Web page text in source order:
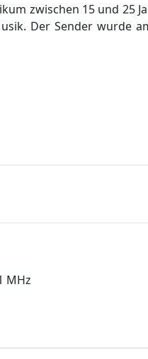
zwischen 15 und 25
Der Sender wurde
MHz